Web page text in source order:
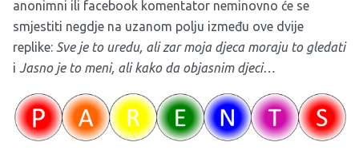
anonimni ili facebook komentator neminovno će se
smjestiti negdje na uzanom polju između ove dvije
replike: Sve je to uredu, ali zar moja djeca moraju to gledati
i Jasno je to meni, ali kako da objasnim djeci…